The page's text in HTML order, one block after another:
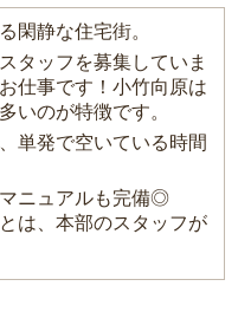
閑静な住宅街。
タッフを募集していま
仕事です！小竹向原は
いのが特徴です。
単発で空いている時間
ニュアルも完備◎
は、本部のスタッフが